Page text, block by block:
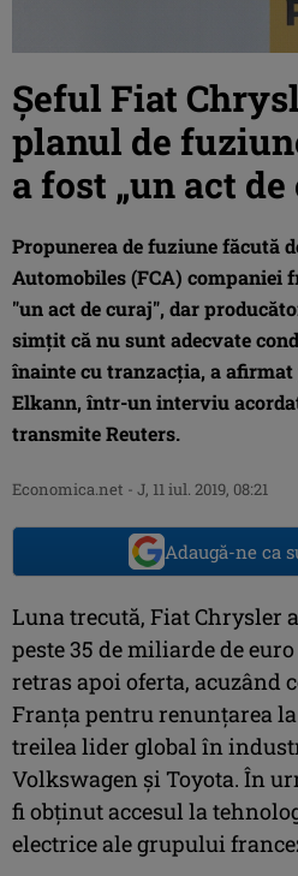
Şeful Fiat
planul de
a fost „un act de
Propunerea de fuziune făcută
Automobiles (FCA) companiei
"un act de curaj", dar
simţit că nu sunt adecvate
înainte cu tranzacţia, a afirmat
Elkann, într-un interviu
transmite Reuters.
Economica.net - J, 11 iul. 2019, 08:21
Adaugă-ne ca
Luna trecută, Fiat Chrysler
peste 35 de miliarde de
retras apoi oferta,
Franţa pentru renunţarea
treilea lider global în
Volkswagen şi Toyota. În
fi obţinut accesul la
electrice ale grupului